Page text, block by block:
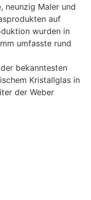
neunzig Maler und
auf
wurden in
umfasste rund
bekanntesten
Kristallglas in
der Weber